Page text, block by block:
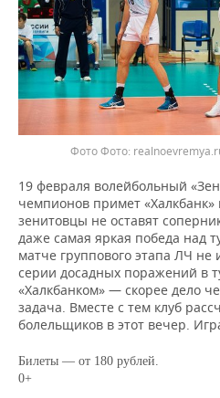
Фото
19 февраля волейбольный
чемпионов примет «Халкбанк»
зенитовцы не оставят
даже самая яркая победа над
матче группового этапа ЛЧ
серии досадных поражений в
«Халкбанком» — скорее дело
задача. Вместе с тем клуб
болельщиков в этот вечер.
Билеты — от 180 рублей.
0+